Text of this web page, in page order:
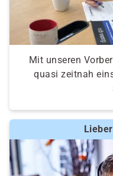
Mit unseren
quasi zeitnah